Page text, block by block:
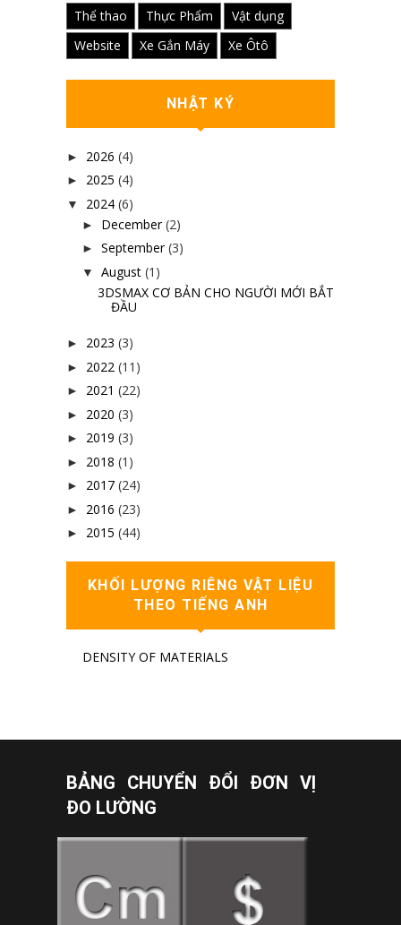
Thể thao
Thực Phẩm
Vật dụng
Website
Xe Gắn Máy Xe Ôtô
NHẬT KÝ
► 2026 (4)
► 2025 (4)
▼ 2024 (6)
► December (2)
► September (3)
▼ August (1)
3DSMAX CƠ BẢN CHO NGƯỜI MỚI BẮT
ĐẦU
► 2023 (3)
► 2022 (11)
► 2021 (22)
► 2020 (3)
► 2019 (3)
► 2018 (1)
► 2017 (24)
► 2016 (23)
► 2015 (44)
KHỐI LƯỢNG RIÊNG VẬT LIỆU
THEO TIẾNG ANH
DENSITY OF MATERIALS
BẢNG CHUYỂN ĐỔI ĐƠN VỊ
ĐO LƯỜNG